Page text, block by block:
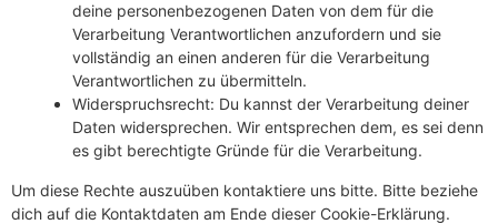
deine personenbezogenen Daten von dem für die
Verarbeitung Verantwortlichen anzufordern und sie
vollständig an einen anderen für die Verarbeitung
Verantwortlichen zu übermitteln.
Widerspruchsrecht: Du kannst der Verarbeitung deiner
Daten widersprechen. Wir entsprechen dem, es sei denn
es gibt berechtigte Gründe für die Verarbeitung.
Um diese Rechte auszuüben kontaktiere uns bitte. Bitte beziehe
dich auf die Kontaktdaten am Ende dieser Cookie-Erklärung.